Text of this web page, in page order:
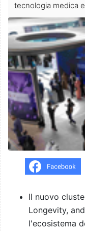
tecnologia medica
Il nuovo
Longevity,
l'ecosistema